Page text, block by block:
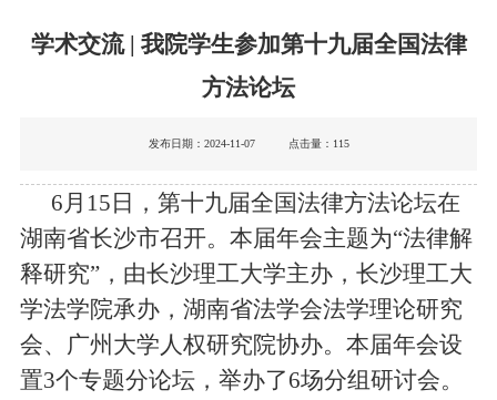
学术交流| 我院学生参加第十九届全国法律
方法论坛
发布日期：2024-11-07 点击量： 115
6 月 15 日，第十九届全国法律方法论坛在
湖南省长沙市召开。本届年会主题为“法律解
释研究”，由长沙理工大学主办，长沙理工大
学法学院承办，湖南省法学会法学理论研究
会、广州大学人权研究院协办。本届年会设
置3个专题分论坛，举办了6场分组研讨会。